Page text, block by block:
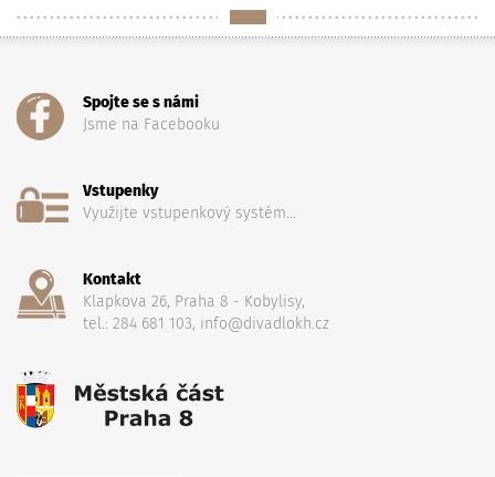
Spojte se s námi
Jsme na Facebooku
Vstupenky
Využijte vstupenkový systém...
Kontakt
Klapkova 26, Praha 8 - Kobylisy,
tel.: 284 681 103, info@divadlokh.cz